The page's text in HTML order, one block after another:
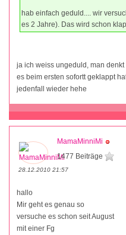
hab einfach geduld.... wir
es 2 Jahre). Das wird schon
ja ich weiss ungeduld, man
es beim ersten sofortt geklappt
jedenfall wieder hehe
MamaMinniMi
1477 Beiträge
28.12.2010 21:57
hallo
Mir geht es genau so
versuche es schon seit August
mit einer Fg